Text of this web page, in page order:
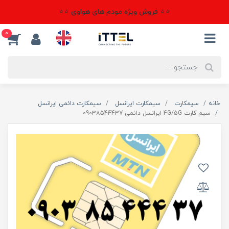
⭐⭐ فروش ویژه مودم های هواوی ⭐⭐
0
خانه سیمکارت سیمکارت ایرانسل
سیمکارت دائمی ایرانسل
سیم کارت 4G/5G ایرانسل دائمی 09038544437